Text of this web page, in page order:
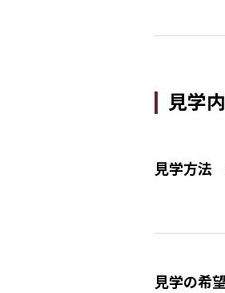
見学
見学方法
見学の希